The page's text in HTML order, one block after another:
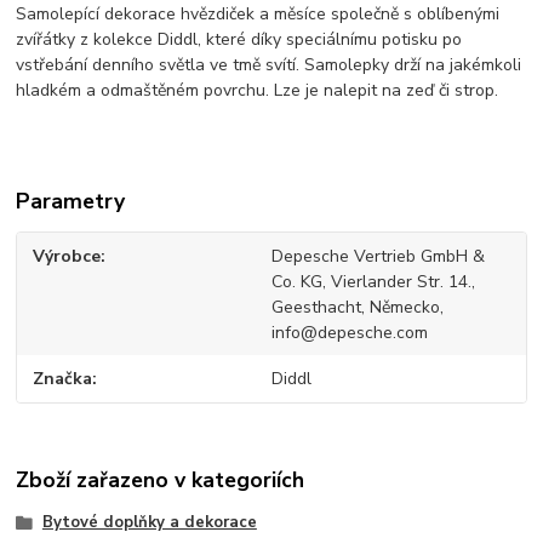
Samolepící dekorace hvězdiček a měsíce společně s oblíbenými
zvířátky z kolekce Diddl, které díky speciálnímu potisku po
vstřebání denního světla ve tmě svítí. Samolepky drží na jakémkoli
hladkém a odmaštěném povrchu. Lze je nalepit na zeď či strop.
Parametry
Výrobce
Depesche Vertrieb GmbH &
Co. KG, Vierlander Str. 14.,
Geesthacht, Německo,
info@depesche.com
Značka Diddl
Zboží zařazeno v kategoriích
Bytové doplňky a dekorace